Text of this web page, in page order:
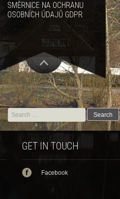
SMĚRNICE NA OCHRANU
OSOBNÍCH ÚDAJŮ GDPR
Search for:
GET IN TOUCH
Facebook